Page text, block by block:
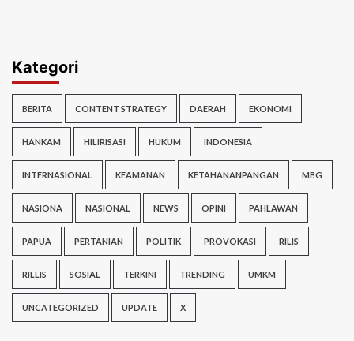
Kategori
BERITA CONTENT STRATEGY DAERAH EKONOMI
HANKAM HILIRISASI HUKUM INDONESIA
INTERNASIONAL KEAMANAN KETAHANANPANGAN MBG
NASIONA NASIONAL NEWS OPINI PAHLAWAN
PAPUA PERTANIAN POLITIK PROVOKASI RILIS
RILLIS SOSIAL TERKINI TRENDING UMKM
UNCATEGORIZED UPDATE X